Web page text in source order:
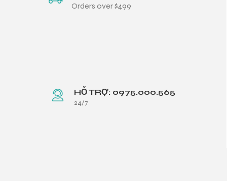
Orders over $499
HỖ TRỢ: 0975.000.565
24/7